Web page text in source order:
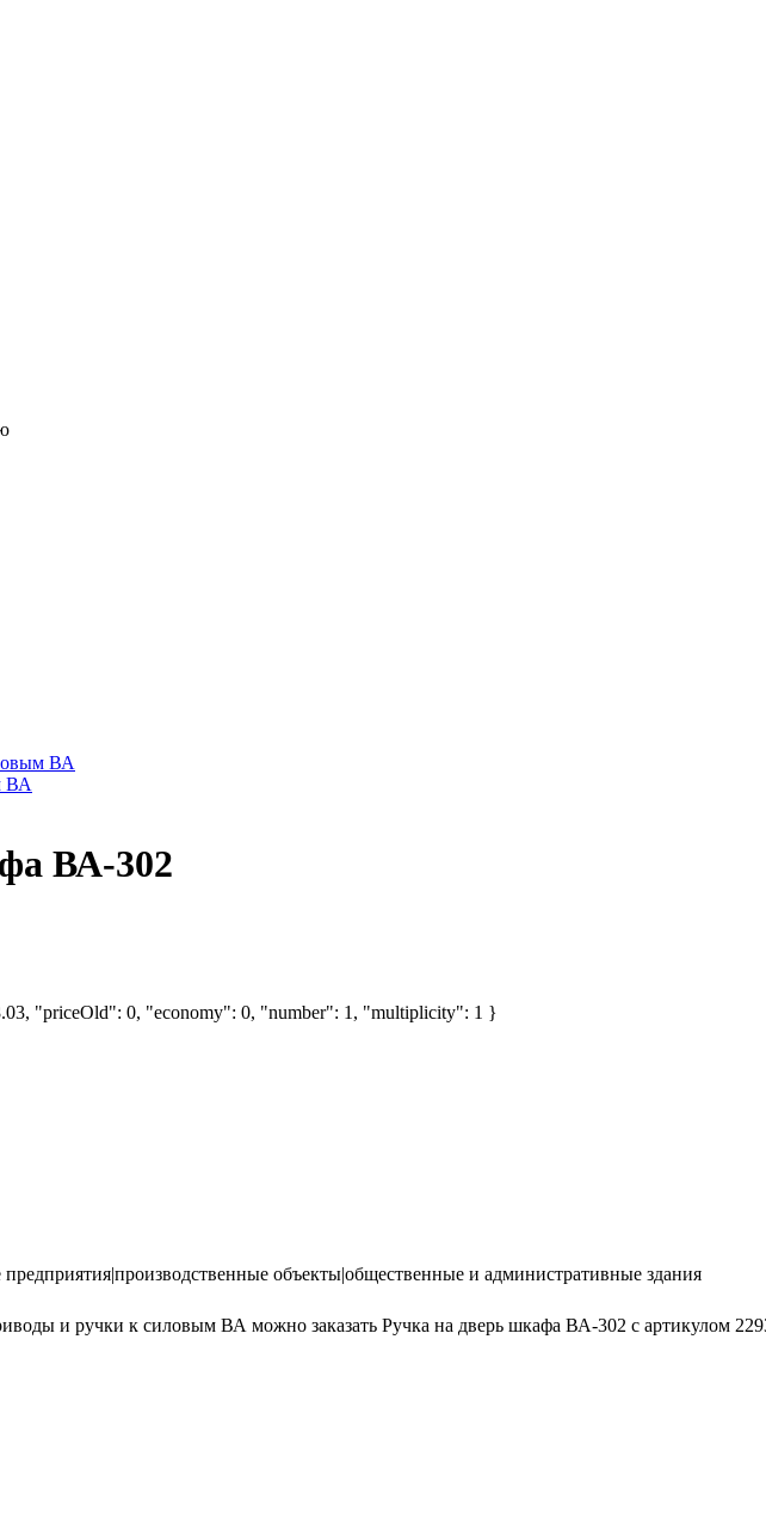
ВА
ВА
ВА-302
"priceOld": 0, "economy": 0, "number": 1, "multiplicity": 1 }
объекты|общественные и административные здания
и ручки к силовым ВА можно заказать Ручка на дверь шкафа ВА-302 с артикулом